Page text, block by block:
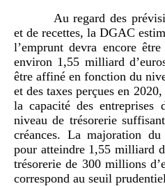
Au regard des
et de recettes, la DGAC
l’emprunt devra encore
environ 1,55 milliard
être affiné en fonction du
et des taxes perçues en
la capacité des entreprises
niveau de trésorerie
créances. La majoration
pour atteindre 1,55 milliard
trésorerie de 300 millions
correspond au seuil